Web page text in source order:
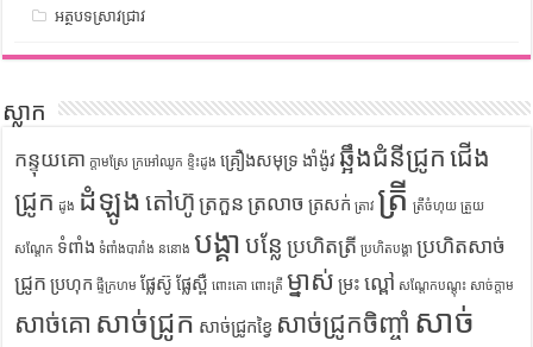
អត្ថបទស្រាវជ្រាវ
ស្លាក
កន្ទុយគោ ក្តាមស្រែ ក្រអៅឈូក ខ្ទិះដូង គ្រឿងសមុទ្រ ងាំង៉ូវ ឆ្អឹងជំនីជ្រូក ជើង
ជ្រូក ដូង ដំឡូង តៅហ៊ូ ត្រកួន ត្រលាច ត្រសក់ ត្រាវ ត្រី ត្រីចំហុយ ត្រួយ
សណ្តែក ទំពាំង ទំពាំងបារាំង ននោង បង្គា បន្លែ ប្រហិតត្រី ប្រហិតបង្គា ប្រហិតសាច់
ជ្រូក ប្រហុក ផ្ទីក្រហម ផ្លែស៊ូ ផ្លែស្ពឺ ពោះគោ ពោះត្រី ម្នាស់ ម្រះ ល្ពៅ សណ្តែកបណ្តុះ សាច់ក្តាម
សាច់គោ សាច់ជ្រូក សាច់ជ្រូកខ្វៃ សាច់ជ្រូកចិញ្ចាំ សាច់